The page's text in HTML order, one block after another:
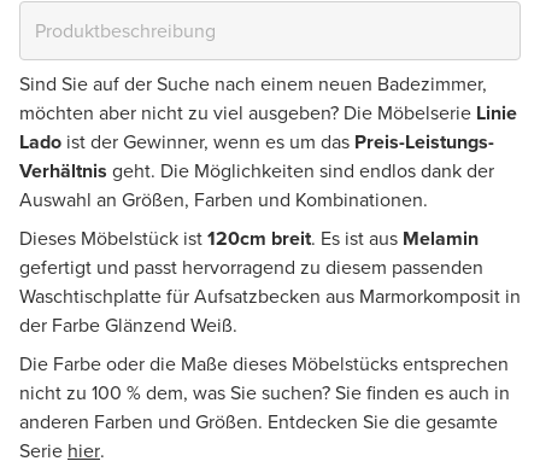
Sind Sie auf der Suche nach einem neuen Badezimmer,
möchten aber nicht zu viel ausgeben? Die Möbelserie Linie
Lado ist der Gewinner, wenn es um das Preis-Leistungs-
Verhältnis geht. Die Möglichkeiten sind endlos dank der
Auswahl an Größen, Farben und Kombinationen.
Dieses Möbelstück ist120cm breit. Es ist aus Melamin
gefertigt und passt hervorragend zu diesem passenden
Waschtischplatte für Aufsatzbecken aus Marmorkomposit in
der Farbe Glänzend Weiß.
Die Farbe oder die Maße dieses Möbelstücks entsprechen
nicht zu 100 % dem, was Sie suchen? Sie finden es auch in
anderen Farben und Größen. Entdecken Sie die gesamte
Serie hier.